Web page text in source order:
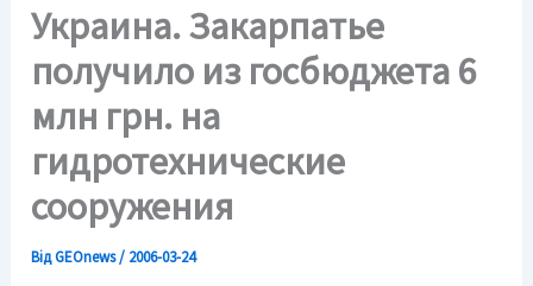
Украина. Закарпатье
получило из госбюджета 6
млн грн. на
гидротехнические
сооружения
ВідGEOnews/ 2006-03-24